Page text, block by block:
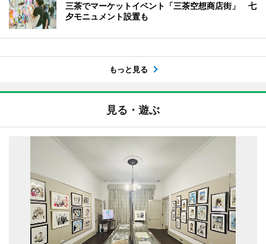
三茶でマーケットイベント「三茶空想商店街」 七
夕モニュメント設置も
もっと見る
見る・遊ぶ